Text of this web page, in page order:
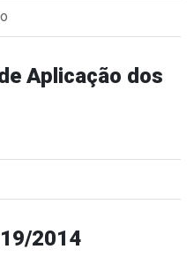
Aplicação dos
2014